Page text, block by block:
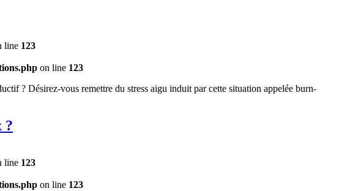
line 123
on line 123
? Désirez-vous remettre du stress aigu induit par cette situation appelée burn-
?
line 123
on line 123